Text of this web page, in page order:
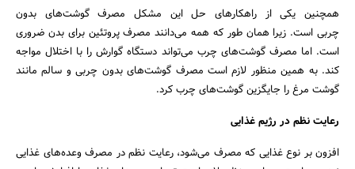
همچنین یکی از راهکارهای حل این مشکل مصرف گوشت‌های بدون
چربی است. زیرا همان طور که همه می‌دانند مصرف پروتئین برای بدن ضروری
است. اما مصرف گوشت‌های چرب می‌تواند دستگاه گوارش را با اختلال مواجه
کند. به همین منظور لازم است مصرف گوشت‌های بدون چربی و سالم مانند
گوشت مرغ را جایگزین گوشت‌های چرب کرد.
رعایت نظم در رژیم غذایی
افزون بر نوع غذایی که مصرف می‌شود، رعایت نظم در مصرف وعده‌های غذایی